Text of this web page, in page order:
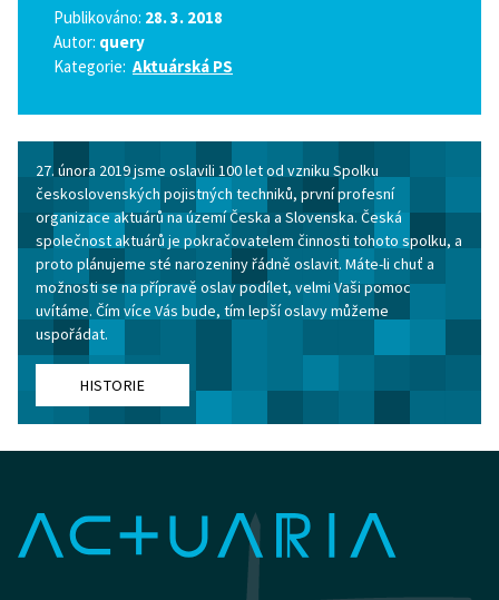
Publikováno: 28. 3. 2018
Autor: query
Kategorie: Aktuárská PS
27. února 2019 jsme oslavili 100 let od vzniku Spolku
československých pojistných techniků, první profesní
organizace aktuárů na území Česka a Slovenska. Česká
společnost aktuárů je pokračovatelem činnosti tohoto spolku, a
proto plánujeme sté narozeniny řádně oslavit. Máte-li chuť a
možnosti se na přípravě oslav podílet, velmi Vaši pomoc
uvítáme. Čím více Vás bude, tím lepší oslavy můžeme
uspořádat.
HISTORIE